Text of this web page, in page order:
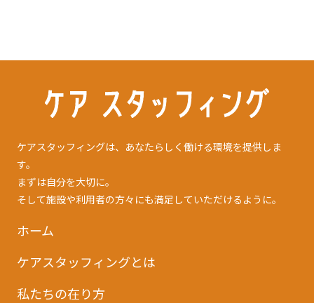
ケアスタッフィングは、あなたらしく働ける環境を提供しま
す。
まずは自分を大切に。
そして施設や利用者の方々にも満足していただけるように。
ホーム
ケアスタッフィングとは
私たちの在り方